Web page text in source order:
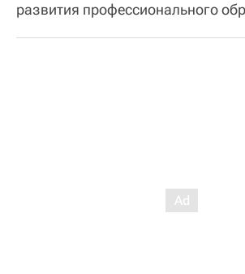
развития профессионального